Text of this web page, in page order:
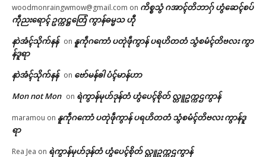
woodmonraingwmow@gmail.com on ကိစ္စသွံ ဂအာၚ်တိဘာဂှ် ဟွံဆေၚ်စပ်
ကဵုညးရောၚ် ဥက္ကဋ္ဌတြေံ ကွာန်ဓမ္မသ ဟီု
နာဲအံၚ်သိုက်နန် on နူကဵုဂကောံ ပတုဲဖဵုကွာန် ပရဟိတတံ သွံစမံၚ်တိဗလး ကွာ
န်ဒူရာ
နာဲအံၚ်သိုက်နန် on ဗော်မန်ၜါ ပံၚ်မာန်ဟာ
Mon not Mon on ရဲကွာန်မုဟ်ဒုန်တံ ဟွံပေၚ်စိုတ် လ္တူဥက္ကဌကွာန်
maramou on နူကဵုဂကောံ ပတုဲဖဵုကွာန် ပရဟိတတံ သွံစမံၚ်တိဗလး ကွာန်ဒူ
ရာ
Rea Jea on ရဲကွာန်မုဟ်ဒုန်တံ ဟွံပေၚ်စိုတ် လ္တူဥက္ကဌကွာန်